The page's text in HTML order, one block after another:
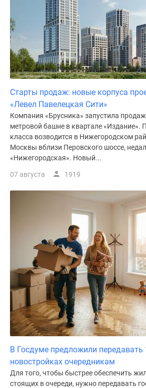
коттеджи
Коттеджные
поселки
Новой
Москве
Готовые
коттеджные
поселки
Строящиеся
коттеджные
Коттеджные
поселки
Коттеджные
поселки
ипотеку
Бизнес-
центры
Коттеджи
акции
Старты продаж: новые корпуса
«Левел Павелецкая Сити»
Компания «Брусника» запустила
метровой башне в квартале «Издание».
класса возводится в Нижегородском
Москвы вблизи Перовского шоссе,
«Нижегородская». Новый...
07 августа 1919
В Госдуме предложили передавать
новостройках очередникам
Для того, чтобы быстрее обеспечить
стоящих в очереди, нужно передавать